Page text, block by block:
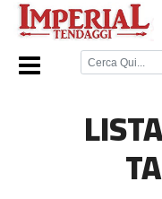
Home Page/Cucina/